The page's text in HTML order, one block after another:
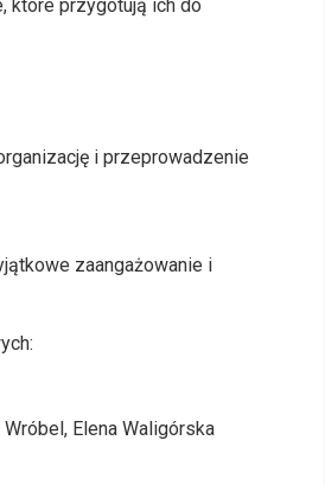
które przygotują ich do
i przeprowadzenie
zaangażowanie i
Elena Waligórska